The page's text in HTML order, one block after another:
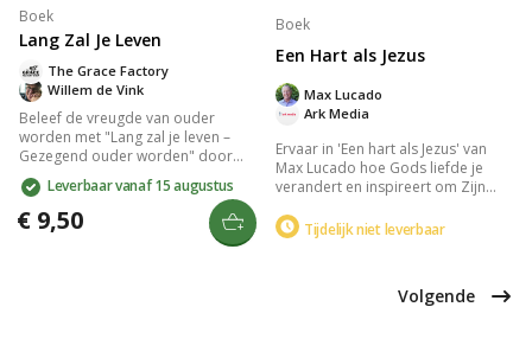
Boek
Lang Zal Je Leven
Willem de Vink
The Grace Factory
Beleef de vreugde van ouder
worden met "Lang zal je leven –
Gezegend ouder worden" door
Willem de Vink. Dit inspirerende
boek bevat 31 meditaties over
Abraham en Sara, die vertrouwen
op Gods zegen. Ontvang Gods
genade en zie de goedheid in elke
Leverbaar vanaf 15 augustus
€ 9,50
Boek
Een Hart als Jezus
Ark Media
Max Lucado
Ervaar in 'Een hart als Jezus' van
Max Lucado hoe Gods liefde je
verandert en inspireert om Zijn
weerspiegelen. Perfect voor
belijdenis of volwassendoop, laat
inspirerend cadeau voor iedereen
Tijdelijk niet leverbaar
Volgende